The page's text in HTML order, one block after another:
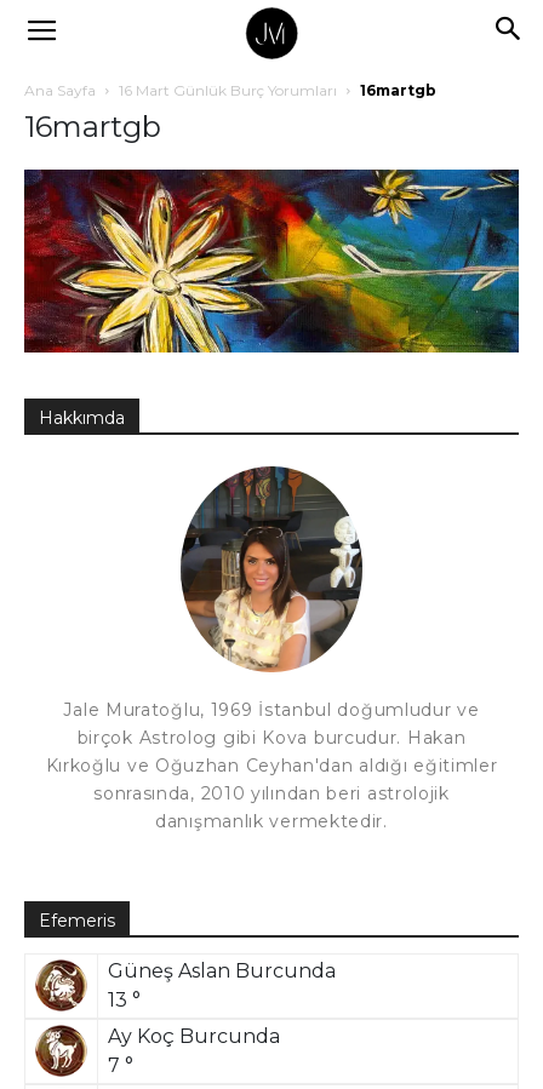
Ana Sayfa 16 Mart Günlük Burç Yorumları 16martgb
16martgb
Hakkımda
Jale Muratoğlu, 1969 İstanbul doğumludur ve
birçok Astrolog gibi Kova burcudur. Hakan
Kırkoğlu ve Oğuzhan Ceyhan'dan aldığı eğitimler
sonrasında, 2010 yılından beri astrolojik
danışmanlık vermektedir.
Efemeris
Güneş Aslan Burcunda
13 °
Ay Koç Burcunda
7 °